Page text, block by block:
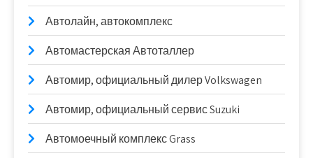
Автолайн, автокомплекс
Автомастерская Автоталлер
Автомир, официальный дилер Volkswagen
Автомир, официальный сервис Suzuki
Автомоечный комплекс Grass